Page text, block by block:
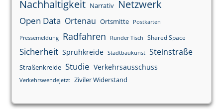
Nachhaltigkeit Narrativ Netzwerk
Open Data Ortenau Ortsmitte Postkarten
Pressemeldung Radfahren Runder Tisch Shared Space
Sicherheit Sprühkreide Stadtbaukunst Steinstraße
Straßenkreide Studie Verkehrsausschuss
Verkehrswendejetzt Ziviler Widerstand